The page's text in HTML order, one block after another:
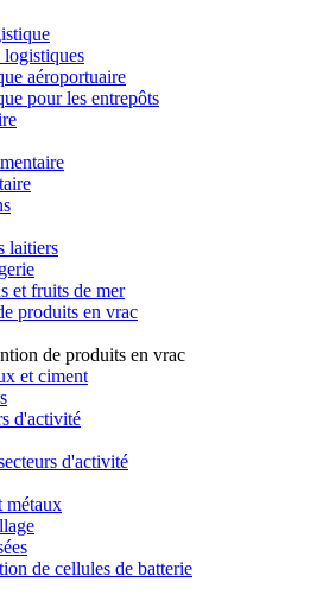
logistiques
aéroportuaire
pour les entrepôts
laitiers
et fruits de mer
produits en vrac
de produits en vrac
et ciment
d'activité
d'activité
métaux
de cellules de batterie